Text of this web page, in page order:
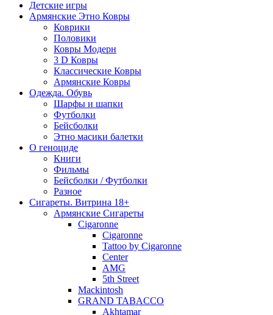
Детские игры
Армянские Этно Ковры
Коврики
Половики
Ковры Модерн
3 D Ковры
Классические Ковры
Армянские Ковры
Одежда. Обувь
Шарфы и шапки
Футболки
Бейсболки
Этно масики балетки
О геноциде
Книги
Фильмы
Бейсболки / Футболки
Разное
Сигареты. Витрина 18+
Армянские Сигареты
Cigaronne
Cigaronne
Tattoo by Cigaronne
Center
AMG
5th Street
Mackintosh
GRAND TABACCO
Akhtamar